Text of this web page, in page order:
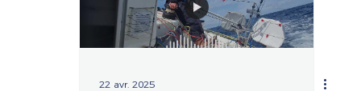
22 avr. 2025